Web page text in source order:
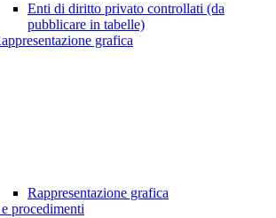
Enti di diritto privato controllati (da
pubblicare in tabelle)
grafica
Rappresentazione grafica
procedimenti